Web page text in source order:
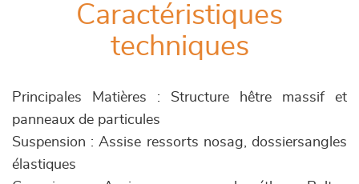
Caractéristiques
techniques
Principales Matières : Structure hêtre massif et
panneaux de particules
Suspension : Assise ressorts nosag, dossiersangles
élastiques